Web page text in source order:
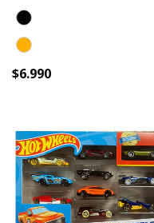
$6.990